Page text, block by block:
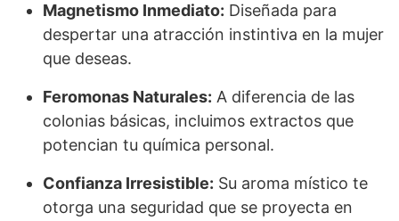
Magnetismo Inmediato: Diseñada para
despertar una atracción instintiva en la mujer
que deseas.
Feromonas Naturales: A diferencia de las
colonias básicas, incluimos extractos que
potencian tu química personal.
Confianza Irresistible: Su aroma místico te
otorga una seguridad que se proyecta en